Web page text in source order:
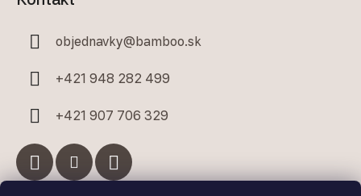
objednavky@bamboo.sk
+421 948 282 499
+421 907 706 329